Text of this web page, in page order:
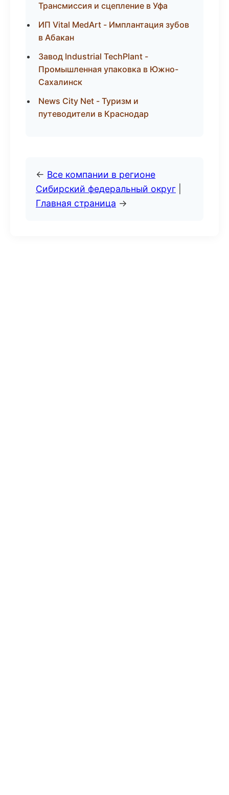
Трансмиссия и сцепление в Уфа
ИП Vital MedArt - Имплантация зубов
в Абакан
Завод Industrial TechPlant -
Промышленная упаковка в Южно-
Сахалинск
News City Net - Туризм и
путеводители в Краснодар
← Все компании в регионе
Сибирский федеральный округ
Главная страница →